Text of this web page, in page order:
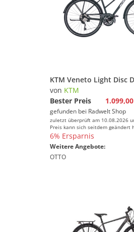
von KTM
Bester Preis
gefunden bei Radwelt Shop
zuletzt überprüft am 10.08.2026
Preis kann sich seitdem geändert
6% Ersparnis
Weitere Angebote:
OTTO